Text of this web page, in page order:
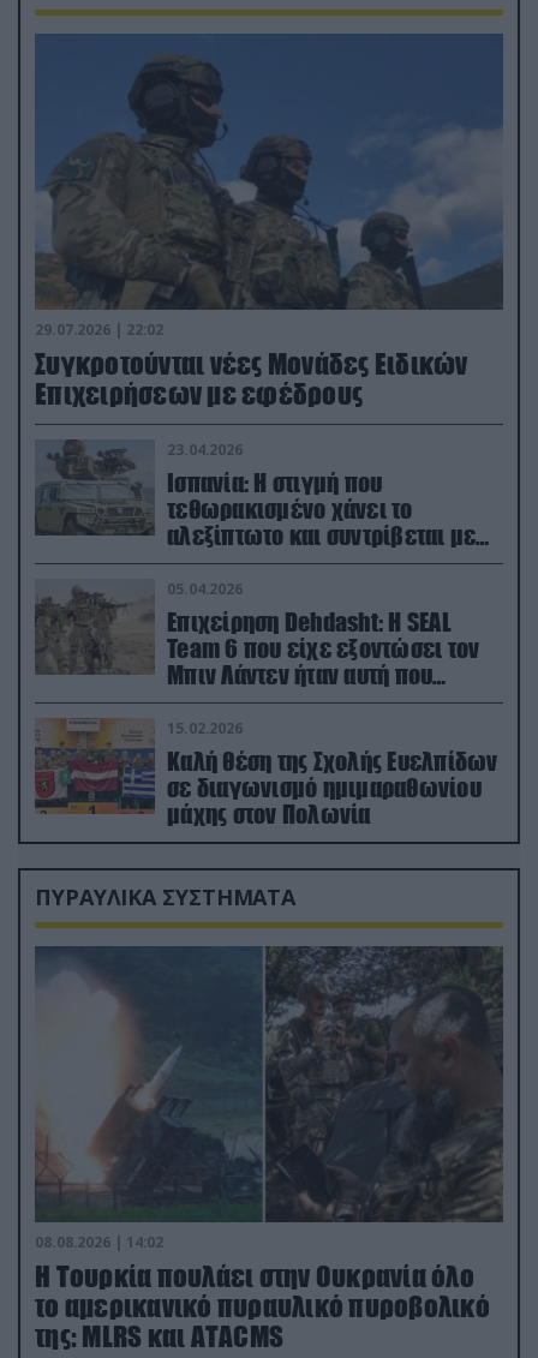
29.07.2026 | 22:02
Συγκροτούνται νέες Μονάδες Ειδικών
Επιχειρήσεων με εφέδρους
23.04.2026
Ισπανία: Η στιγμή που
τεθωρακισμένο χάνει το
αλεξίπτωτο και συντρίβεται με
ορμή στο έδαφος (βίντεο)
05.04.2026
Επιχείρηση Dehdasht: Η SEAL
Team 6 που είχε εξοντώσει τον
Μπιν Λάντεν ήταν αυτή που
διέσωσε τον πιλότο του F-15
15.02.2026
Καλή θέση της Σχολής Ευελπίδων
σε διαγωνισμό ημιμαραθωνίου
μάχης στον Πολωνία
ΠΥΡΑΥΛΙΚΑ ΣΥΣΤΗΜΑΤΑ
08.08.2026 | 14:02
Η Τουρκία πουλάει στην Ουκρανία όλο
το αμερικανικό πυραυλικό πυροβολικό
της: MLRS και ΑΤΑCMS